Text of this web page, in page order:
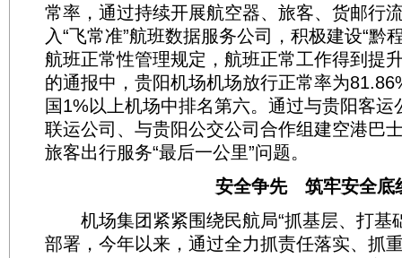
常率，通过持续开展航空器、旅客、货邮行
入“飞常准”航班数据服务公司，积极建设“黔
航班正常性管理规定，航班正常工作得到提
的通报中，贵阳机场机场放行正常率为
国1%以上机场中排名第六。通过与贵阳客运
联运公司、与贵阳公交公司合作组建空港巴
旅客出行服务“最后一公里”问题。
安全争先 筑牢安全底
机场集团紧紧围绕民航局“抓基层、打基
部署，今年以来，通过全力抓责任落实、抓